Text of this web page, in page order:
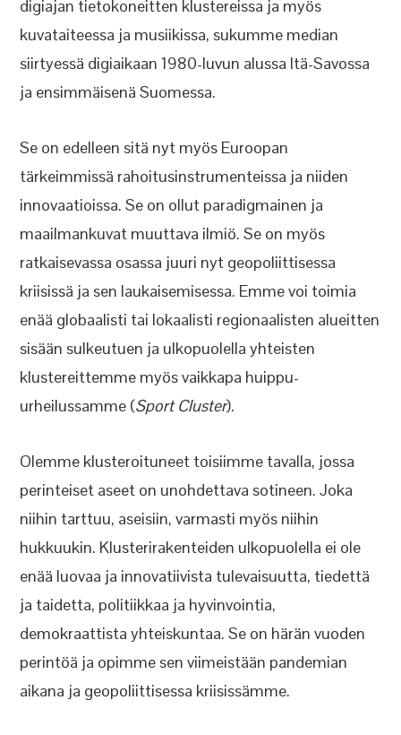
digiajan tietokoneitten klustereissa ja myös
kuvataiteessa ja musiikissa, sukumme median
siirtyessä digiaikaan 1980-luvun alussa Itä-Savossa
ja ensimmäisenä Suomessa.
Se on edelleen sitä nyt myös Euroopan
tärkeimmissä rahoitusinstrumenteissa ja niiden
innovaatioissa. Se on ollut paradigmainen ja
maailmankuvat muuttava ilmiö. Se on myös
ratkaisevassa osassa juuri nyt geopoliittisessa
kriisissä ja sen laukaisemisessa. Emme voi toimia
enää globaalisti tai lokaalisti regionaalisten alueitten
sisään sulkeutuen ja ulkopuolella yhteisten
klustereittemme myös vaikkapa huippu-
urheilussamme (Sport Cluster).
Olemme klusteroituneet toisiimme tavalla, jossa
perinteiset aseet on unohdettava sotineen. Joka
niihin tarttuu, aseisiin, varmasti myös niihin
hukkuukin. Klusterirakenteiden ulkopuolella ei ole
enää luovaa ja innovatiivista tulevaisuutta, tiedettä
ja taidetta, politiikkaa ja hyvinvointia,
demokraattista yhteiskuntaa. Se on härän vuoden
perintöä ja opimme sen viimeistään pandemian
aikana ja geopoliittisessa kriisissämme.